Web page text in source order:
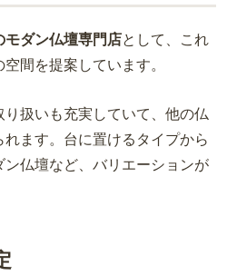
モダン仏壇専門店として、これ
間を提案しています。
扱いも充実していて、他の仏
ます。台に置けるタイプから
仏壇など、バリエーションが